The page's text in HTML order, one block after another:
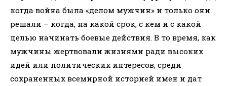
когда война была «делом мужчин» и только они
решали – когда, на какой срок, с кем и с какой
целью начинать боевые действия. В то время, как
мужчины жертвовали жизнями ради высоких
идей или политических интересов, среди
сохраненных всемирной историей имен и дат